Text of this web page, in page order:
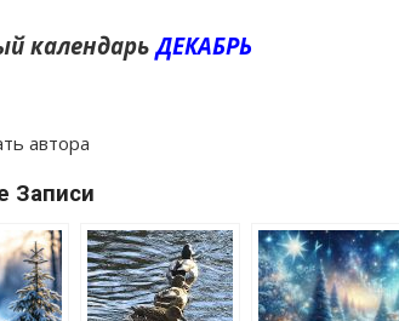
календарьДЕКАБРЬ
автора
Записи